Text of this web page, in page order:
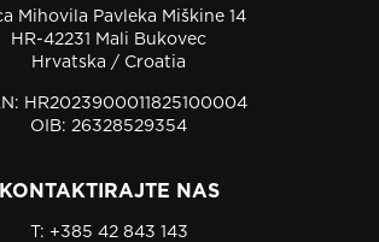
Mihovila Pavleka Miškine 14
HR-42231 Mali Bukovec
Hrvatska / Croatia
HR2023900011825100004
OIB: 26328529354
KONTAKTIRAJTE NAS
T: +385 42 843 143